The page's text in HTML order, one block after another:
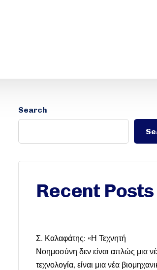
Search
Recent Posts
Σ. Καλαφάτης: «Η Τεχνητή
Νοημοσύνη δεν είναι απλώς μια
τεχνολογία, είναι μια νέα